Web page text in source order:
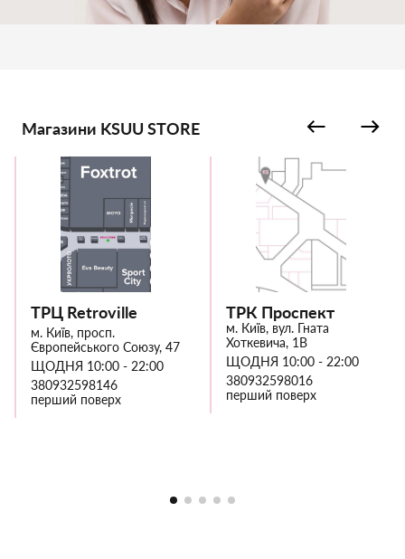
Магазини KSUU STORE
ТРЦ Retroville
м. Київ, просп.
Європейського Союзу, 47
ЩОДНЯ 10:00 - 22:00
380932598146
перший поверх
ТРК Проспект
м. Київ, вул. Гната
Хоткевича, 1В
ЩОДНЯ 10:00 - 22:00
380932598016
перший поверх